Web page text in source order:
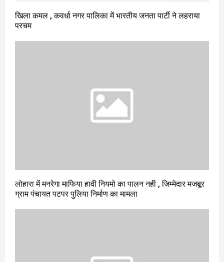
खिला कमल , कवर्धा नगर पालिका में भारतीय जनता पार्टी ने लहराया
परचम
लोहारा में मनरेगा माफिया हावी नियमो का पालन नही , जिम्मेदार मजबूर
ग्राम पंचायत पटपर पुलिया निर्माण का मामला